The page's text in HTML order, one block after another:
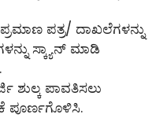
ಪತ್ರ/ ದಾಖಲೆಗಳನ್ನು
ಸ್ಕ್ಯಾನ್ ಮಾಡಿ
ಶುಲ್ಕ ಪಾವತಿಸಲು
ಪೂರ್ಣಗೊಳಿಸಿ.